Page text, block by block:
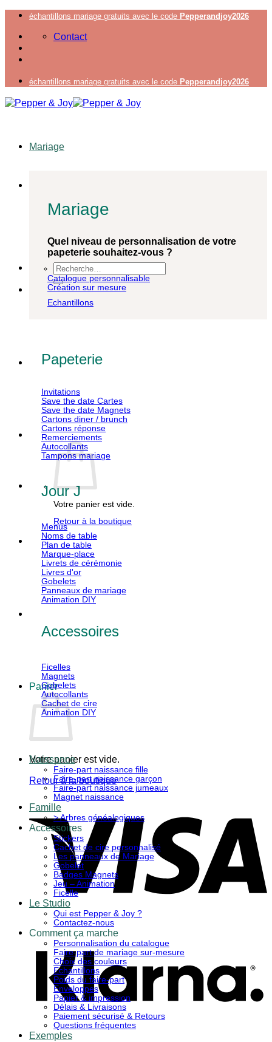
Passer
contenu
échantillons mariage gratuits avec le code Pepperandjoy2026
Contact
échantillons mariage gratuits avec le code Pepperandjoy2026
Recherche
pour :
Votre panier est vide.
Retour à la boutique
Panier
Votre panier est vide.
Retour à la boutique
Mariage
Mariage
Quel niveau de personnalisation de votre
papeterie souhaitez-vous ?
Catalogue personnalisable
Création sur mesure
Echantillons
Papeterie
Invitations
Save the date Cartes
Save the date Magnets
Cartons diner / brunch
Cartons réponse
Remerciements
Autocollants
Tampons mariage
Jour J
Menus
Noms de table
Plan de table
Marque-place
Livrets de cérémonie
Livres d'or
Gobelets
Panneaux de mariage
Animation DIY
Accessoires
Ficelles
Magnets
Gobelets
Autocollants
Cachet de cire
Animation DIY
Naissance
Faire-part naissance fille
Faire-part naissance garçon
Faire-part naissance jumeaux
Magnet naissance
Famille
> Arbres généalogiques
Accessoires
Stickers
Cachet de cire personnalisé
Les panneaux de Mariage
Gobelet
Badges Magnets
Jeu – Animation
Ficelle
Le Studio
Qui est Pepper & Joy ?
Contactez-nous
Comment ça marche
Personnalisation du catalogue
Faire-part de mariage sur-mesure
Choix des couleurs
Echantillons
Poids du faire-part
Enveloppes
Papier & impression
Délais & Livraisons
Paiement sécurisé & Retours
Questions fréquentes
Exemples